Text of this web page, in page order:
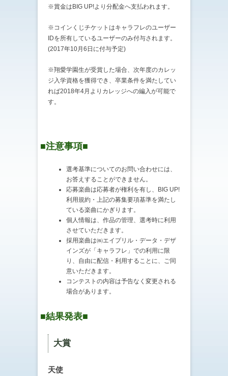
※賞金はBIG UP!より分配金へ支払われます。
※コインくじチケットはキャラフレのユーザー
IDを所有しているユーザーのみ付与されます。
(2017年10月6日に付与予定)
※翔愛学園生が受賞した場合、次年度のカレッ
ジ入学資格を獲得でき、卒業条件を満たしてい
れば2018年4月よりカレッジへの編入が可能で
す。
■注意事項■
選考基準についてのお問い合わせには、
お答えすることができません。
応募楽曲は応募者が権利を有し、BIG UP!
利用規約・上記の募集要項基準を満たし
ている楽曲にかぎります。
個人情報は、作品の管理、選考時に利用
させていただきます。
採用楽曲は㈱エイプリル・データ・デザ
インズが「キャラフレ」での利用に限
り、自由に配信・利用することに、ご同
意いただきます。
コンテストの内容は予告なく変更される
場合があります。
■結果発表■
大賞
天使